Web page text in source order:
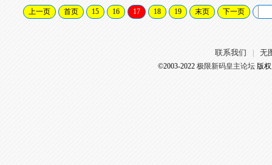
上一页 首页 15 16 17 18 19 末页 下一页
联系我们 无
©2003-2022 极限新码皇主论坛版权